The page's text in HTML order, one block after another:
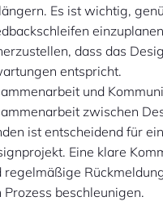
Es ist wichtig,
dass das
entspricht.
und
zwischen
ist entscheidend für
Eine klare
regelmäßige
Prozess beschleunigen.